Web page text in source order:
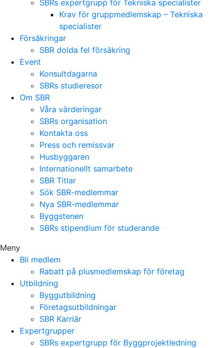
SBRs expertgrupp för Tekniska specialister
Krav för gruppmedlemskap – Tekniska
specialister
Försäkringar
SBR dolda fel försäkring
Event
Konsultdagarna
SBRs studieresor
Om SBR
Våra värderingar
SBRs organisation
Kontakta oss
Press och remissvar
Husbyggaren
Internationellt samarbete
SBR Titlar
Sök SBR-medlemmar
Nya SBR-medlemmar
Byggstenen
SBRs stipendium för studerande
Meny
Bli medlem
Rabatt på plusmedlemskap för företag
Utbildning
Byggutbildning
Företagsutbildningar
SBR Karriär
Expertgrupper
SBRs expertgrupp för Byggprojektledning